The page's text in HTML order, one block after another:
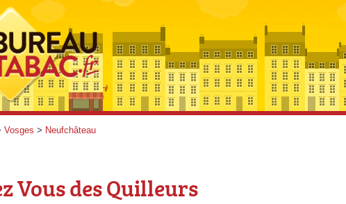
Vosges > Neufchâteau
Vous des Quilleurs